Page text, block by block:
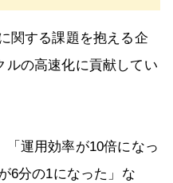
関する課題を抱える企
ルの高速化に貢献してい
運用効率が10倍になっ
6分の1になった」な